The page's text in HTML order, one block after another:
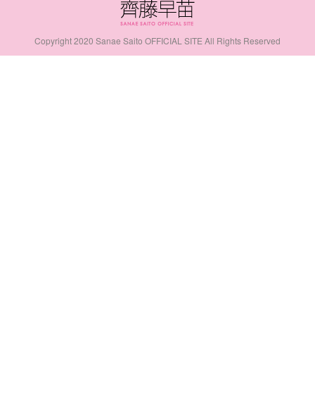
Copyright 2020 Sanae Saito OFFICIAL SITE All Rights Reserved